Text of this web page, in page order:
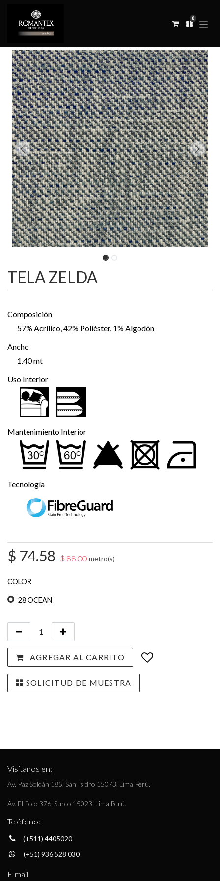
0
TELA ZELDA
Composición
57% Acrílico, 42% Poliéster, 1% Algodón
Ancho
1.40 mt
Uso Interior
Mantenimiento Interior
Tecnología
$ 74.58 $88.00metro(s)
COLOR
28 OCEAN
AGREGAR AL CARRITO
SOLICITUD DE MUESTRA
Visítanos en:
Av. Paz Soldán 185, San Isidro 15073, Lima Perú.
Av. El Polo 376, Surco 15023, Lima Perú.
Teléfono:
(+511) 4405020
(+51) 936 528 030
E-mail